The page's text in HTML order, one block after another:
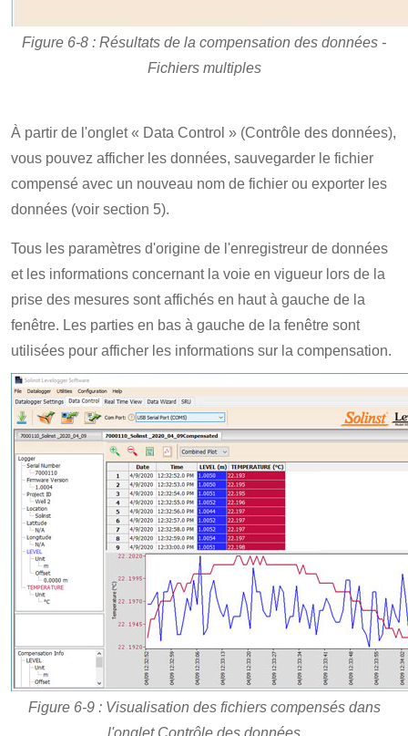
Figure 6-8 : Résultats de la compensation des données -
Fichiers multiples
À partir de l'onglet « Data Control » (Contrôle des données),
vous pouvez afficher les données, sauvegarder le fichier
compensé avec un nouveau nom de fichier ou exporter les
données (voir section 5).
Tous les paramètres d'origine de l'enregistreur de données
et les informations concernant la voie en vigueur lors de la
prise des mesures sont affichés en haut à gauche de la
fenêtre. Les parties en bas à gauche de la fenêtre sont
utilisées pour afficher les informations sur la compensation.
Figure 6-9 : Visualisation des fichiers compensés dans
l'onglet Contrôle des données